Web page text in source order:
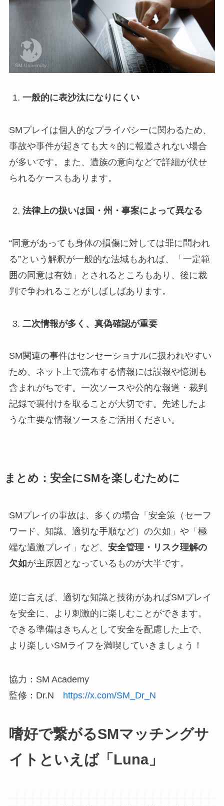
一般的に表沙汰になりにくい
SMプレイは個人的なプライバシーに関わるため、
事故や事件が起きても大々的に報道されない場合
が多いです。また、遺族の意向などで詳細が伏せ
られるケースもあります。
法律上の扱いは国・州・事案によって異なる
“同意があっても身体の損傷に対しては罪に問われ
る”という解釈が一般的な法域もあれば、「一定範
囲の同意は有効」とされるところもあり、後に裁
判で争われることがしばしばあります。
二次情報が多く、真偽確認が重要
SM関連の事件はセンセーショナルに扱われやすい
ため、ネット上で流布する情報には誤報や憶測も
含まれがちです。一次ソースや公的な報道・裁判
記録で裏付けを取ることが大切です。先述したよ
うな主要な情報ソースをご活用ください。
まとめ：安全にSMを楽しむために
SMプレイの事故は、多くの場合「安全策（セーフ
ワード、知識、適切な手順など）の欠如」や「極
端な過激プレイ」など、 安全管理・リスク理解の
欠如が主原因となっているものが大半です。
逆に言えば、適切な知識と技術があればSMプレイ
を安全に、より刺激的に楽しむことができます。
できる準備はきちんとして安全を配慮した上で、
より楽しいSMライフを満喫していきましょう！
協力：SM Academy
監修：Dr.N
https://x.com/SM_Dr_N
嗜好で繋がるSMマッチングサ
イトといえば「Luna」